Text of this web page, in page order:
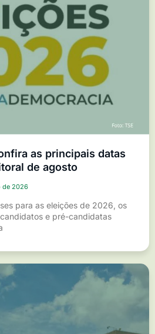
as principais datas
de agosto
de 2026
para as eleições de 2026, os
e pré-candidatas